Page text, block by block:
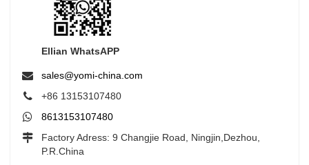
Ellian WhatsAPP
sales@yomi-china.com
+86 13153107480
8613153107480
Factory Adress: 9 Changjie Road, Ningjin,Dezhou,
P.R.China